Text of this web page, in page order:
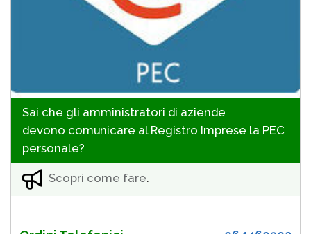
Sai che gli amministratori di aziende
devono comunicare al Registro Imprese la PEC
personale?
Scopri come fare.